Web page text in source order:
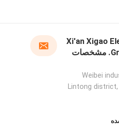
Xi'an Xigao
Group Co., Ltd. مشخصات
Weibei
Lintong